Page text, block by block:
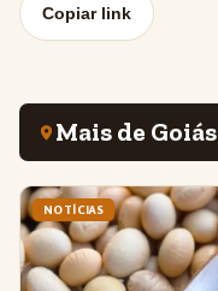
Copiar link
Mais de Goiás
NOTÍCIAS